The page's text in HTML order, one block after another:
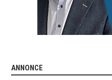
ANNONCE